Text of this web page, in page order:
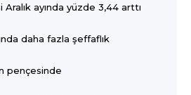
ayında yüzde 3,44 arttı
daha fazla şeffaflık
pençesinde